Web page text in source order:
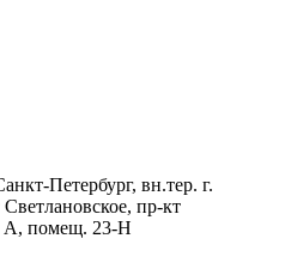
Петербург, вн.тер. г.
пр-кт
А, помещ. 23-Н